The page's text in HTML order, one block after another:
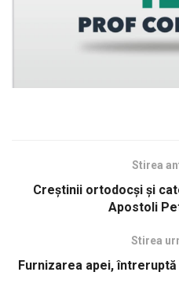
Stirea
Creştinii ortodocşi şi
Apostoli
Stirea
Furnizarea apei,